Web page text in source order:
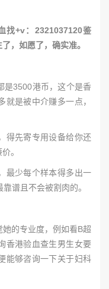
找+v：2321037120鉴
，如愿了，确实准。
是3500港币，这个是香
是被中介赚多一点，
得先寄专用设备给你还
。
最少每个样本得多出一
谱且不会被割肉的。
的专业度，例如看B超
香港验血查生男生女要
能够咨询一下关于妇科